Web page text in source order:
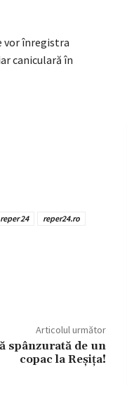
vor înregistra
caniculară în
reper 24
reper24.ro
Articolul următor
spânzurată de un
copac la Reșița!